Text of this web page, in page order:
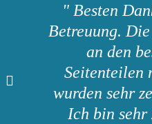
" Besten
Betreuung.
an den
Seitenteilen
wurden sehr
Ich bin sehr